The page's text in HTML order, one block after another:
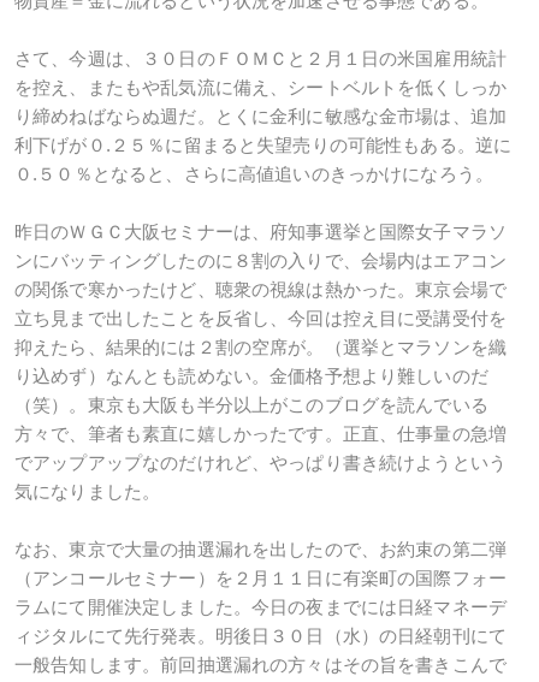
さて、今週は、３０日のＦＯＭＣと２月１日の米国雇用統計
を控え、またもや乱気流に備え、シートベルトを低くしっか
り締めねばならぬ週だ。とくに金利に敏感な金市場は、追加
利下げが０.２５％に留まると失望売りの可能性もある。逆に
０.５０％となると、さらに高値追いのきっかけになろう。
昨日のＷＧＣ大阪セミナーは、府知事選挙と国際女子マラソ
ンにバッティングしたのに８割の入りで、会場内はエアコン
の関係で寒かったけど、聴衆の視線は熱かった。東京会場で
立ち見まで出したことを反省し、今回は控え目に受講受付を
抑えたら、結果的には２割の空席が。（選挙とマラソンを織
り込めず）なんとも読めない。金価格予想より難しいのだ
（笑）。東京も大阪も半分以上がこのブログを読んでいる
方々で、筆者も素直に嬉しかったです。正直、仕事量の急増
でアップアップなのだけれど、やっぱり書き続けようという
気になりました。
なお、東京で大量の抽選漏れを出したので、お約束の第二弾
（アンコールセミナー）を２月１１日に有楽町の国際フォー
ラムにて開催決定しました。今日の夜までには日経マネーデ
ィジタルにて先行発表。明後日３０日（水）の日経朝刊にて
一般告知します。前回抽選漏れの方々はその旨を書きこんで